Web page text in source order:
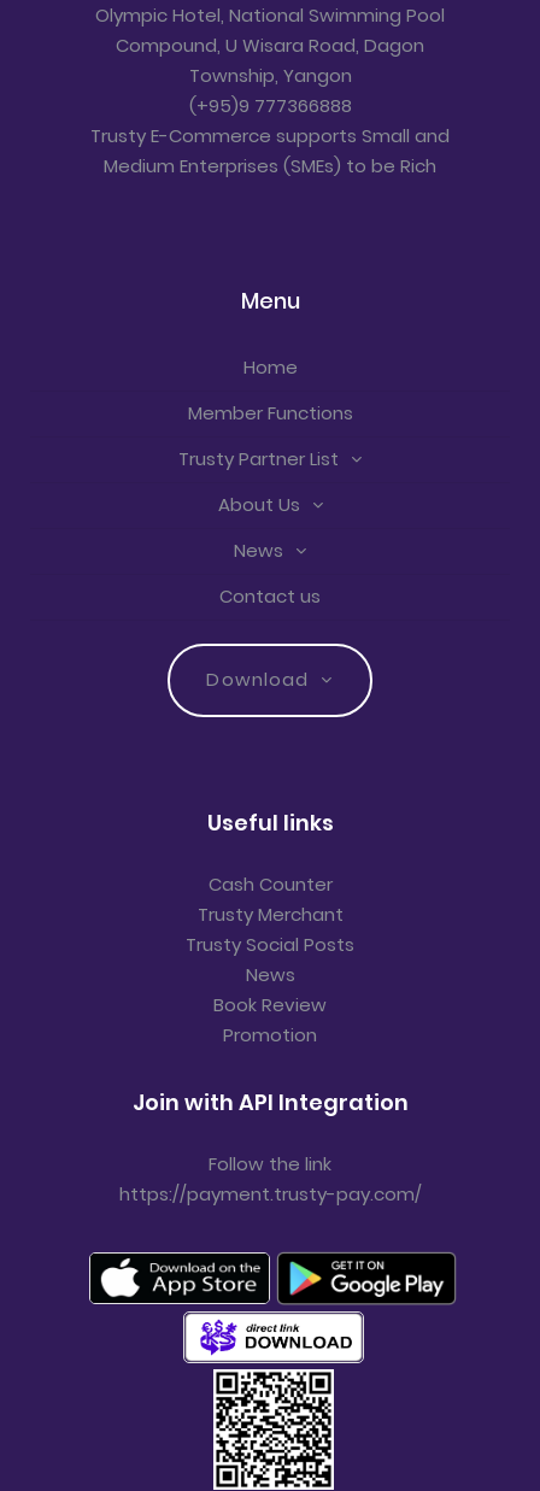
စာအုပ်လေးကို ကြိုက်နှစ်သက်လို့ ဝယ်ယူ
ချင်ပါက… TRUSTY နဲ့ရှင်းလို့ရတယ် Ko
Latt Book Shop မှာဝယ်ယူလိုက်ပါ…
(Ko Latt Book Shop) အမှတ်...
Olympic Hotel, National Swimming Pool
Compound, U Wisara Road, Dagon
Township, Yangon
(+95)9 777366888
Trusty E-Commerce supports Small and
Medium Enterprises (SMEs) to be Rich
Menu
Home
Member Functions
Trusty Partner List
About Us
News
Contact us
Download
Useful links
Cash Counter
Trusty Merchant
Trusty Social Posts
News
Book Review
Promotion
Join with API Integration
Follow the link
https://payment.trusty-pay.com/